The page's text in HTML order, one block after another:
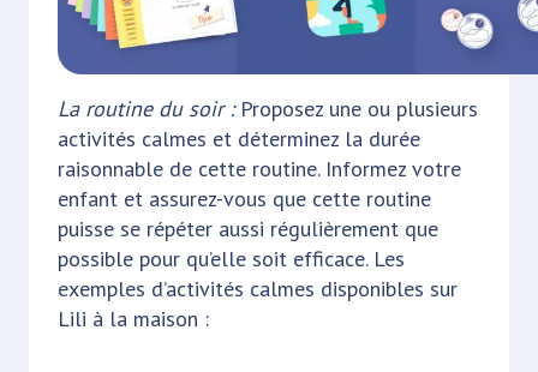
La routine du soir : Proposez une ou plusieurs
activités calmes et déterminez la durée
raisonnable de cette routine. Informez votre
enfant et assurez-vous que cette routine
puisse se répéter aussi régulièrement que
possible pour qu’elle soit efficace. Les
exemples d’activités calmes disponibles sur
Lili à la maison :